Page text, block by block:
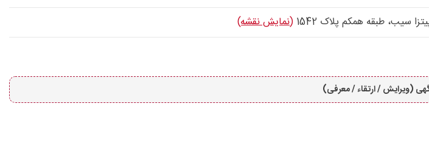
سیب، طبقه همکم پلاک 1542 (نمایش نقشه)
(ویرایش / ارتقاء / معرفی)